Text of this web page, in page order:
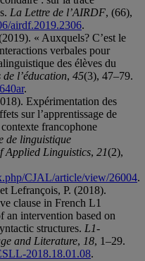
La Lettre de l’AIRDF, (66),
airdf.2019.2306.
« Auxquels? C’est le
verbales pour
des élèves du
de l’éducation, 45(3), 47–79.
.
Expérimentation des
sur l’apprentissage de
francophone
de linguistique
Applied Linguistics, 21(2),
CJAL/article/view/26004.
Lefrançois, P. (2018).
clause in French L1
an intervention based on
structures. L1-
and Literature, 18, 1–29.
2018.18.01.08.